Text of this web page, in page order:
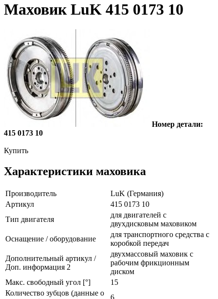
Маховик LuK 415 0173 10
Номер детали:
415 0173 10
Купить
Характеристики маховика
Производитель
LuK (Германия)
Артикул
415 0173 10
Тип двигателя
для двигателей с
двухдисковым маховиком
Оснащение / оборудование
для транспортного средства с
коробкой передач
Дополнительный артикул /
Доп. информация 2
двухмассовый маховик с
рабочим фрикционным
диском
Макс. свободный угол [°]
15
Количество зубцов (данные о
6